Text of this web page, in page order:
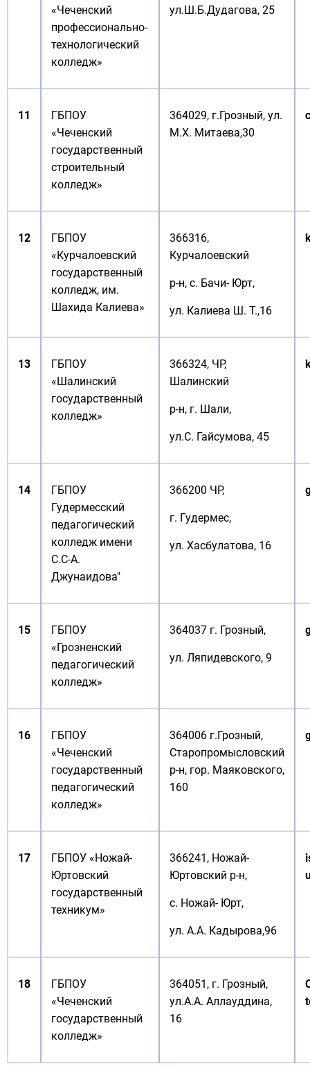
«Чеченский
профессионально-
технологический
колледж»
ул.Ш.Б.Дудагова, 25
11
ГБПОУ
«Чеченский
государственный
строительный
колледж»
364029, г.Грозный, ул.
М.Х. Митаева,30
12
ГБПОУ
«Курчалоевский
государственный
колледж, им.
Шахида Калиева»
366316,
Курчалоевский
р-н, с. Бачи- Юрт,
ул. Калиева Ш. Т.,16
13
ГБПОУ
«Шалинский
государственный
колледж»
366324, ЧР,
Шалинский
р-н, г. Шали,
ул.С. Гайсумова, 45
14
ГБПОУ
Гудермесский
педагогический
колледж имени
С.С-А.
Джунаидова"
366200 ЧР,
г. Гудермес,
ул. Хасбулатова, 16
15
ГБПОУ
«Грозненский
педагогический
колледж»
364037 г. Грозный,
ул. Ляпидевского, 9
16
ГБПОУ
«Чеченский
государственный
педагогический
колледж»
364006 г.Грозный,
Старопромысловский
р-н, гор. Маяковского,
160
17
ГБПОУ «Ножай-
Юртовский
государственный
техникум»
366241, Ножай-
Юртовский р-н,
с. Ножай- Юрт,
ул. А.А. Кадырова,96
18
ГБПОУ
«Чеченский
государственный
колледж»
364051, г. Грозный,
ул.А.А. Аллауддина,
16